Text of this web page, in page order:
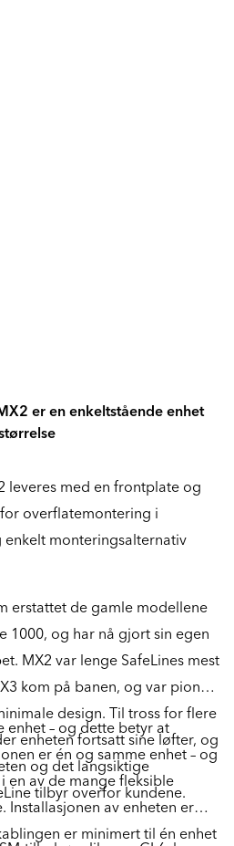
er en enkeltstående enhet
leveres med en frontplate og
overflatemontering i
enkelt monteringsalternativ
erstattet de gamle modellene
1000, og har nå gjort sin egen
MX2 var lenge SafeLines mest
kom på banen, og var pionér
design. Til tross for flere
enheten fortsatt sine løfter, og
og det langsiktige
tilbyr overfor kundene.
enhet – og dette betyr at
er én og samme enhet – og
en av de mange fleksible
Installasjonen av enheten er
er minimert til én enhet